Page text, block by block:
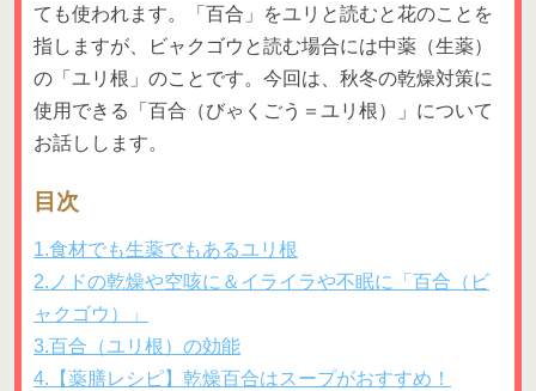
ても使われます。「百合」をユリと読むと花のことを
指しますが、ビャクゴウと読む場合には中薬（生薬）
の「ユリ根」のことです。今回は、秋冬の乾燥対策に
使用できる「百合（びゃくごう＝ユリ根）」について
お話しします。
目次
1.食材でも生薬でもあるユリ根
2.ノドの乾燥や空咳に＆イライラや不眠に「百合（ビ
ャクゴウ）」
3.百合（ユリ根）の効能
4.【薬膳レシピ】乾燥百合はスープがおすすめ！